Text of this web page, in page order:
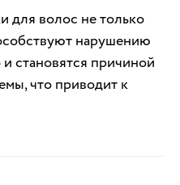
для волос не только
нарушению
становятся причиной
что приводит к